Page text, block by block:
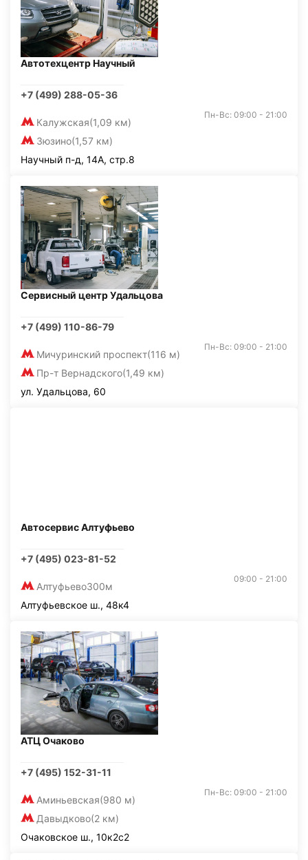
Автотехцентр Научный
+7 (499) 288-05-36
Калужская(1,09 км)
Зюзино(1,57 км)
Пн-Вс: 09:00 - 21:00
Научный п-д, 14А, стр.8
Сервисный центр Удальцова
+7 (499) 110-86-79
Мичуринский проспект(116 м)
Пр-т Вернадского(1,49 км)
Пн-Вс: 09:00 - 21:00
ул. Удальцова, 60
Автосервис Алтуфьево
+7 (495) 023-81-52
Алтуфьево300м
09:00 - 21:00
Алтуфьевское ш., 48к4
АТЦ Очаково
+7 (495) 152-31-11
Аминьевская(980 м)
Давыдково(2 км)
Пн-Вс: 09:00 - 21:00
Очаковское ш., 10к2с2